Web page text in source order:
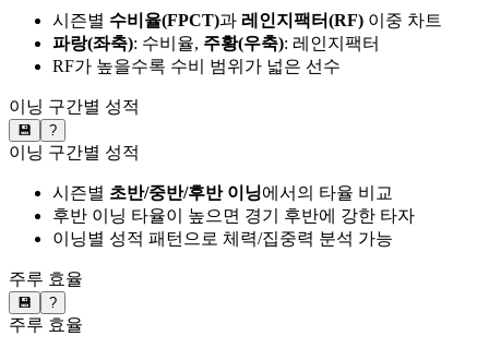
시즌별 수비율(FPCT)과 레인지팩터(RF) 이중 차트
파랑(좌축): 수비율, 주황(우축): 레인지팩터
RF가 높을수록 수비 범위가 넓은 선수
이닝 구간별 성적
💾 ?
이닝 구간별 성적
시즌별 초반/중반/후반 이닝에서의 타율 비교
후반 이닝 타율이 높으면 경기 후반에 강한 타자
이닝별 성적 패턴으로 체력/집중력 분석 가능
주루 효율
💾 ?
주루 효율